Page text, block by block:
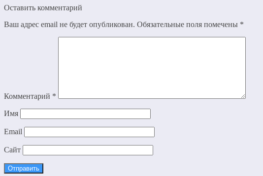
Оставить комментарий
Ваш адрес email не будет опубликован. Обязательные поля помечены *
Комментарий *
Имя
Email
Сайт